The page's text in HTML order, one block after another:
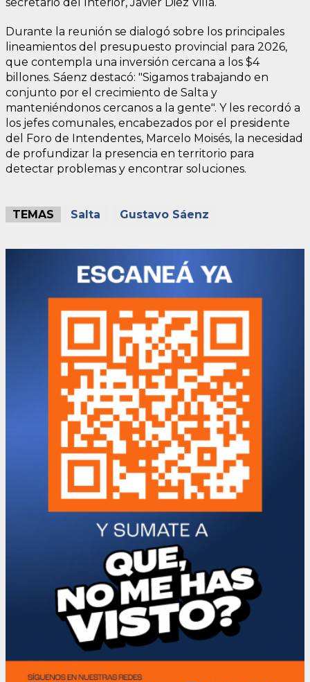
Durante la reunión se dialogó sobre los principales
lineamientos del presupuesto provincial para 2026,
que contempla una inversión cercana a los $4
billones. Sáenz destacó: "Sigamos trabajando en
conjunto por el crecimiento de Salta y
manteniéndonos cercanos a la gente". Y les recordó a
los jefes comunales, encabezados por el presidente
del Foro de Intendentes, Marcelo Moisés, la necesidad
de profundizar la presencia en territorio para
detectar problemas y encontrar soluciones.
TEMAS Salta Gustavo Sáenz